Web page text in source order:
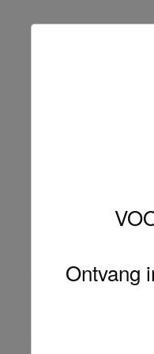
Ontvang
Er zijn 123 producten.